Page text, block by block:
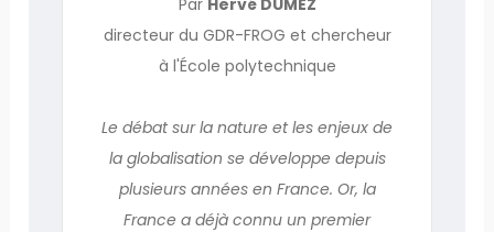
directeur du GDR-FROG et chercheur
à l'École polytechnique
Le débat sur la nature et les enjeux de
la globalisation se développe depuis
plusieurs années en France. Or, la
France a déjà connu un premier